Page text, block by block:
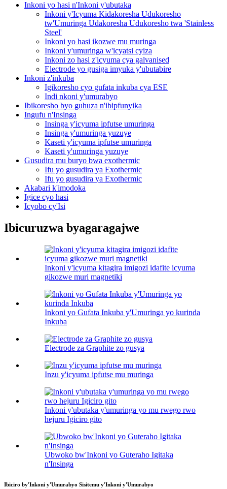
Inkoni yo hasi n'Inkoni y'ubutaka
Inkoni y'Icyuma Kidakoresha Udukoresho
tw'Umuringa Udakoresha Udukoresho twa 'Stainless
Steel'
Inkoni yo hasi ikozwe mu muringa
Inkoni y'umuringa w'icyatsi cyiza
Inkoni zo hasi z'icyuma cya galvanised
Electrode yo gusiga imyuka y'ubutabire
Inkoni z'inkuba
Igikoresho cyo gufata inkuba cya ESE
Indi nkoni y'umurabyo
Ibikoresho byo guhuza n'ibipfunyika
Ingufu n'Insinga
Insinga y'icyuma ipfutse umuringa
Insinga y'umuringa yuzuye
Kaseti y'icyuma ipfutse umuringa
Kaseti y'umuringa yuzuye
Gusudira mu buryo bwa exothermic
Ifu yo gusudira ya Exothermic
Ifu yo gusudira ya Exothermic
Akabari k'imodoka
Igice cyo hasi
Icyobo cy'Isi
Ibicuruzwa byagaragajwe
Inkoni y'icyuma kitagira imigozi idafite icyuma
gikozwe muri magnetiki
Inkoni yo Gufata Inkuba y'Umuringa yo kurinda
Inkuba
Electrode za Graphite zo gusya
Inzu y'icyuma ipfutse mu muringa
Inkoni y'ubutaka y'umuringa yo mu rwego rwo
hejuru Igiciro gito
Ubwoko bw'Inkoni yo Guteraho Igitaka
n'Insinga
Ibiciro by'Inkoni y'Umurabyo Sisitemu y'Inkoni y'Umurabyo